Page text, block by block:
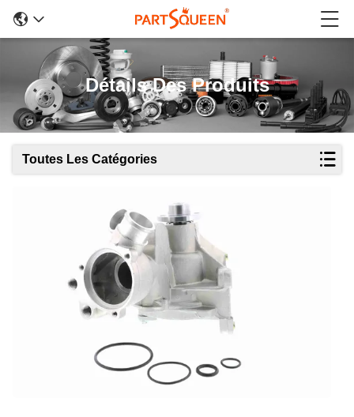
Détails Des Produits
Toutes Les Catégories